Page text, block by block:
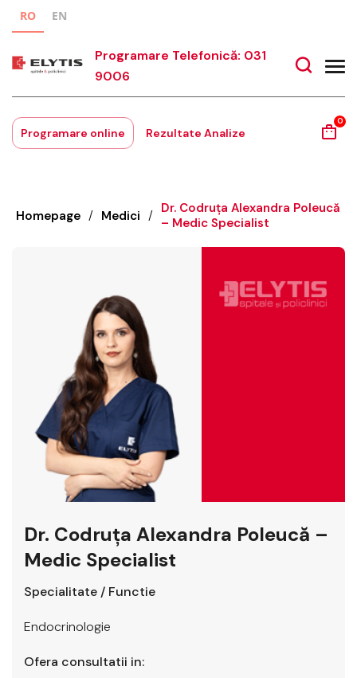
RO EN
Programare Telefonică: 031
9006
Programare online Rezultate Analize
0
Homepage / Medici / Dr. Codruța Alexandra Poleucă
– Medic Specialist
Dr. Codruța Alexandra Poleucă –
Medic Specialist
Specialitate / Functie
Endocrinologie
Ofera consultatii in: